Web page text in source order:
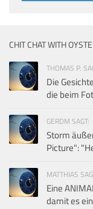
CHIT CHAT WITH
THOMAS P.
Die
die beim
GERDM SAGT:
Storm
Picture":
MATTHIAS
Eine
damit es